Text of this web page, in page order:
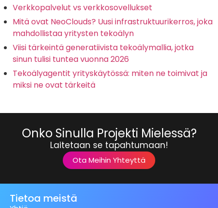
Verkkopalvelut vs verkkosovellukset
Mitä ovat NeoClouds? Uusi infrastruktuurikerros, joka
mahdollistaa yritysten tekoälyn
Viisi tärkeintä generatiivista tekoälymallia, jotka
sinun tulisi tuntea vuonna 2026
Tekoälyagentit yrityskäytössä: miten ne toimivat ja
miksi ne ovat tärkeitä
Onko Sinulla Projekti Mielessä?
Laitetaan se tapahtumaan!
Ota Meihin Yhteyttä
Tietoa meistä